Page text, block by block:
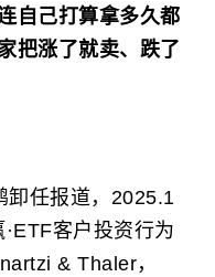
自己打算拿多久都
把涨了就卖、跌了
卸任报道，2025.1
客户投资行为
& Thaler，